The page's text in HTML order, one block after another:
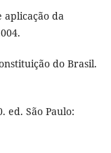
aplicação da
do Brasil.
ed. São Paulo: